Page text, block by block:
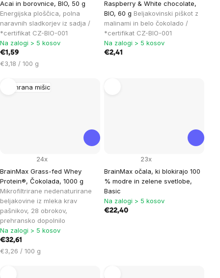
Acai in borovnice, BIO, 50 g
Energijska ploščica, polna
naravnih sladkorjev iz sadja /
*certifikat CZ-BIO-001
Na zalogi > 5 kosov
€1,59
Cena
enoto:
€3,18 / 100 g
Raspberry & White chocolate,
BIO, 60 g Beljakovinski piškot z
malinami in belo čokolado /
*certifikat CZ-BIO-001
Na zalogi > 5 kosov
€2,41
Prehrana mišic
BrainMax Grass-fed Whey
Protein®, Čokolada, 1000 g
Mikrofiltrirane nedenaturirane
beljakovine iz mleka krav
pašnikov, 28 obrokov,
prehransko dopolnilo
24x
Na zalogi > 5 kosov
€32,61
Cena
€3,26 / 100 g
BrainMax očala, ki blokirajo 100
% modre in zelene svetlobe,
Basic
23x
Na zalogi > 5 kosov
€22,40